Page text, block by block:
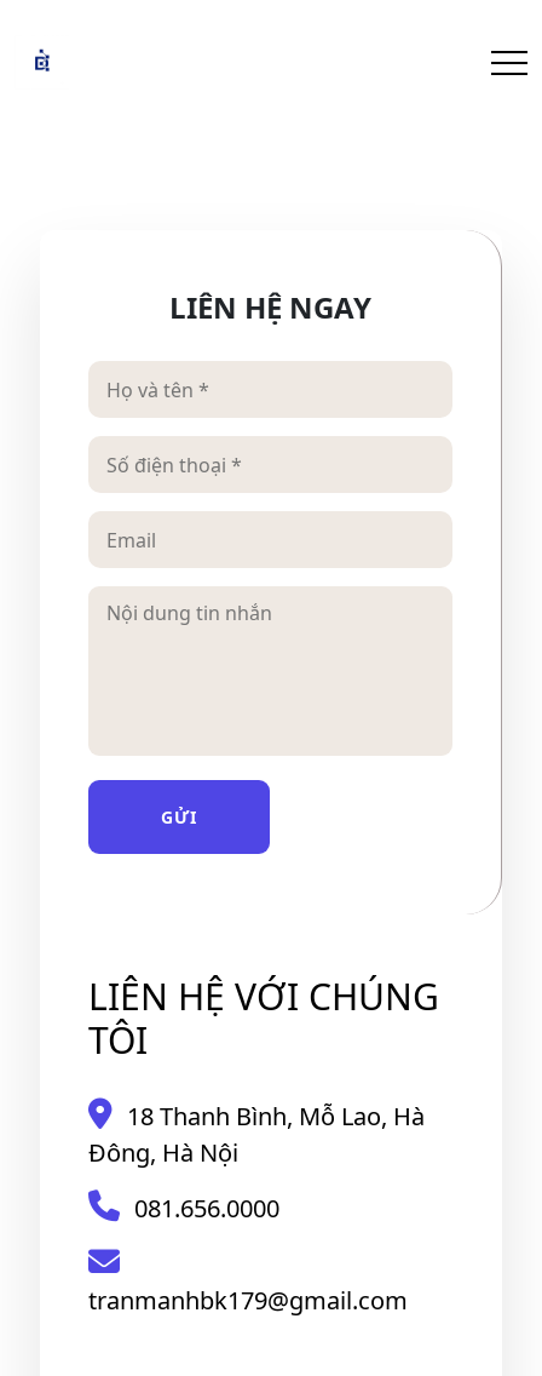
LIÊN HỆ NGAY
GỬI
LIÊN HỆ VỚI CHÚNG
TÔI
18 Thanh Bình, Mỗ Lao, Hà
Đông, Hà Nội
081.656.0000
tranmanhbk179@gmail.com